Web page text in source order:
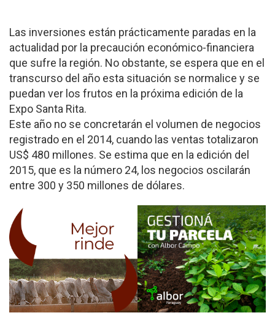
Las inversiones están prácticamente paradas en la
actualidad por la precaución económico-financiera
que sufre la región. No obstante, se espera que en el
transcurso del año esta situación se normalice y se
puedan ver los frutos en la próxima edición de la
Expo Santa Rita.
Este año no se concretarán el volumen de negocios
registrado en el 2014, cuando las ventas totalizaron
US$ 480 millones. Se estima que en la edición del
2015, que es la número 24, los negocios oscilarán
entre 300 y 350 millones de dólares.